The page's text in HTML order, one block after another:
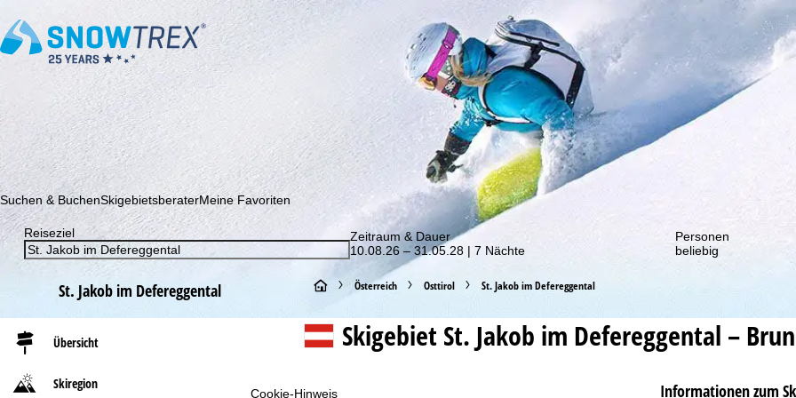
Cookie-Hinweis
Abonnieren Sie unseren Newsletter und erfahren Sie als Erster von unseren Rabatt-Aktionen!
Suchen & BuchenSkigebietsberaterMeine Favoriten
Reiseziel
Zeitraum & Dauer
10.08.26 – 31.05.28 | 7 Nächte
Personen
beliebig
St. Jakob im Defereggental
Übersicht
Skiregion
S
t
r
Österreich Osttirol St. Jakob im Defereggental
SkigebietSt. Jakob im Defereggental –
Informationen zum